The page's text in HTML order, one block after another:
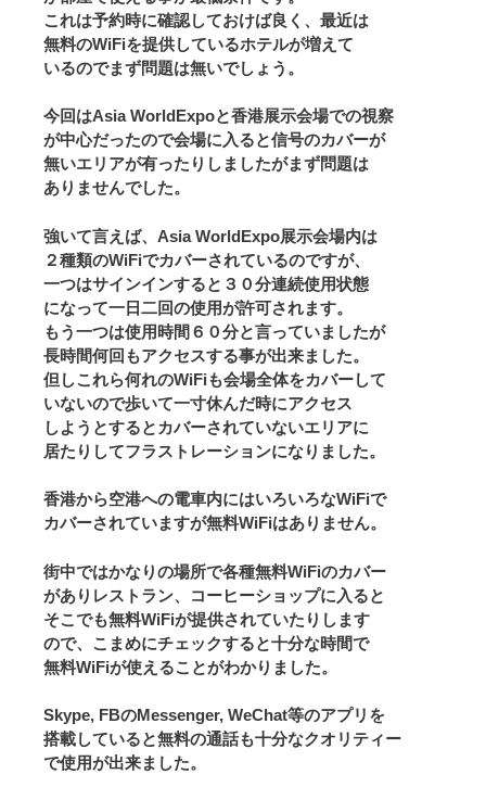
これは予約時に確認しておけば良く、最近は
無料のWiFiを提供しているホテルが増えて
いるのでまず問題は無いでしょう。
今回はAsia WorldExpoと香港展示会場での視察
が中心だったので会場に入ると信号のカバーが
無いエリアが有ったりしましたがまず問題は
ありませんでした。
強いて言えば、Asia WorldExpo展示会場内は
２種類のWiFiでカバーされているのですが、
一つはサインインすると３０分連続使用状態
になって一日二回の使用が許可されます。
もう一つは使用時間６０分と言っていましたが
長時間何回もアクセスする事が出来ました。
但しこれら何れのWiFiも会場全体をカバーして
いないので歩いて一寸休んだ時にアクセス
しようとするとカバーされていないエリアに
居たりしてフラストレーションになりました。
香港から空港への電車内にはいろいろなWiFiで
カバーされていますが無料WiFiはありません。
街中ではかなりの場所で各種無料WiFiのカバー
がありレストラン、コーヒーショップに入ると
そこでも無料WiFiが提供されていたりします
ので、こまめにチェックすると十分な時間で
無料WiFiが使えることがわかりました。
Skype, FBのMessenger, WeChat等のアプリを
搭載していると無料の通話も十分なクオリティー
で使用が出来ました。